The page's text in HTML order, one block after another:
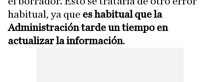
habitual, ya que es habitual que la
Administración tarde un tiempo en
actualizar la información.